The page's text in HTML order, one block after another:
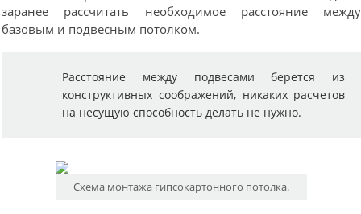
заранее рассчитать необходимое расстояние между
базовым и подвесным потолком.
Расстояние между подвесами берется из
конструктивных соображений, никаких расчетов
на несущую способность делать не нужно.
Схема монтажа гипсокартонного потолка.